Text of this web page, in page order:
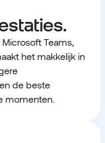
Teams,
het makkelijk in
de beste
momenten.